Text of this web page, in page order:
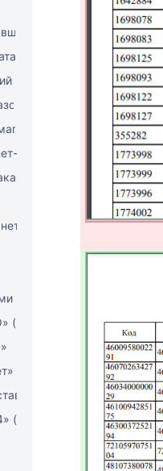
товара от покупателей
при возврате товара от
магазина
заказов
доставки
(Беларусь)
(Узбекистан)